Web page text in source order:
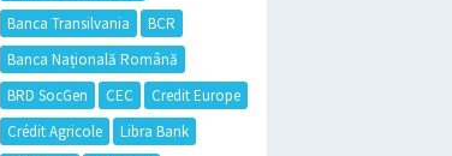
Banca Transilvania
BCR
Banca Națională Română
BRD SocGen
CEC
Credit Europe
Crédit Agricole
Libra Bank